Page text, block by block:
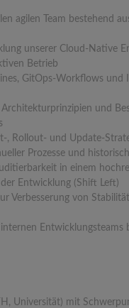
agilen Team bestehend
unserer Cloud-Native
Betrieb
GitOps-Workflows und
und
, Rollout- und Update-
Prozesse und
in einem
Entwicklung (Shift Left)
Verbesserung von
Entwicklungsteams
Universität) mit